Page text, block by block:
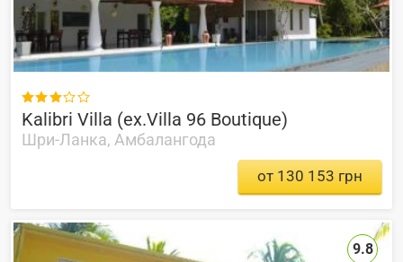

Kalibri Villa (ex.Villa 96 Boutique)
Шри-Ланка, Амбалангода
от 130 153 грн
9.8